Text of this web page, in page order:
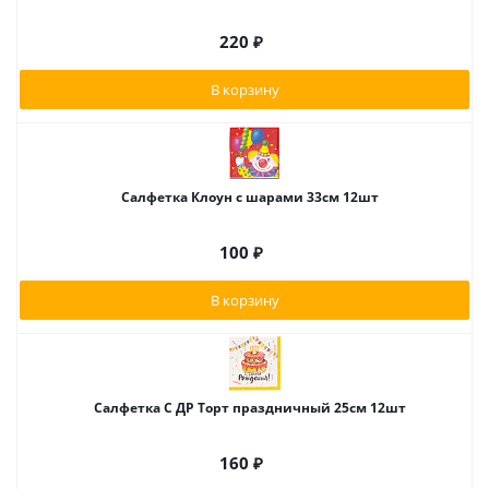
220 ₽
В корзину
Салфетка Клоун с шарами 33см 12шт
100 ₽
В корзину
Салфетка С ДР Торт праздничный 25см 12шт
160 ₽